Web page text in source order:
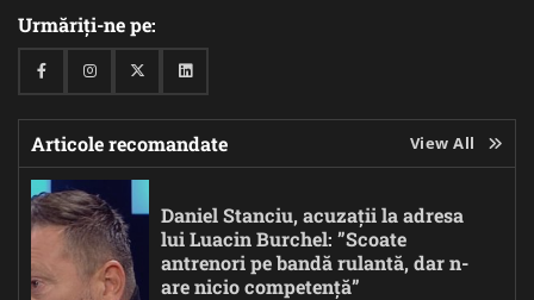
Urmăriți-ne pe:
FacebookInstagramTwitterLinkedin
Articole recomandate View All
Daniel Stanciu, acuzații la adresa
lui Luacin Burchel: ”Scoate
antrenori pe bandă rulantă, dar n-
are nicio competență”